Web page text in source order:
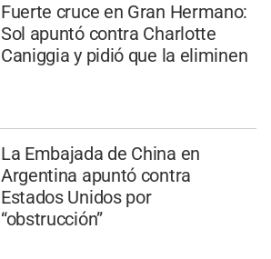
Fuerte cruce en Gran Hermano:
Sol apuntó contra Charlotte
Caniggia y pidió que la eliminen
La Embajada de China en
Argentina apuntó contra
Estados Unidos por
“obstrucción”